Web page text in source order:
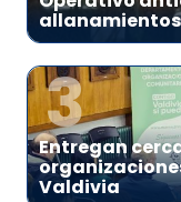
allanamientos
3
Entregan
Valdivia